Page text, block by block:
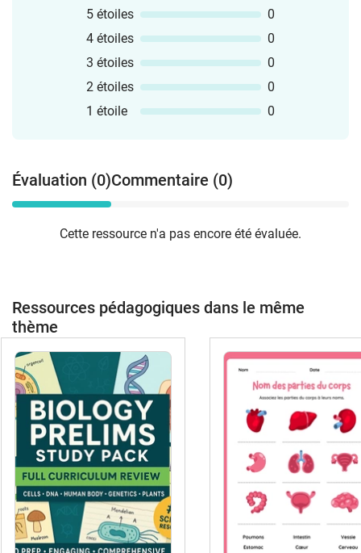
5 étoiles
0
4 étoiles
0
3 étoiles
0
2 étoiles
0
1 étoile
0
Évaluation (0)Commentaire (0)
Cette ressource n'a pas encore été évaluée.
Ressources pédagogiques dans le même
thème